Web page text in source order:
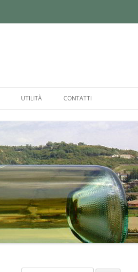
UTILITÀ
COOKIE POLICY (UE)
DISCLAIMER
CONTATTI